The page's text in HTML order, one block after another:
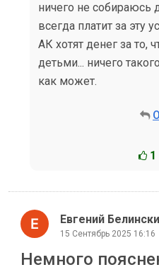
ничего не собираюсь
всегда платит за эту
АК хотят денег за то,
детьми... ничего
как может.
1
Евгений
15 Сентябрь 2025 16:16
Немного